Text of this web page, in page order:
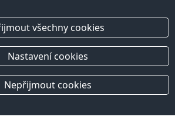
všechny cookies
Nastavení cookies
Nepřijmout cookies